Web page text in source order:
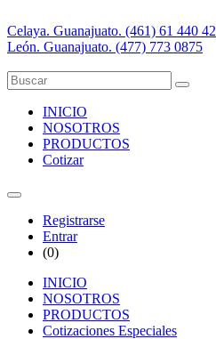
Celaya. Guanajuato. (461) 61 440 42
León. Guanajuato. (477) 773 0875
INICIO
NOSOTROS
PRODUCTOS
Cotizar
Registrarse
Entrar
(0)
INICIO
NOSOTROS
PRODUCTOS
Cotizaciones Especiales